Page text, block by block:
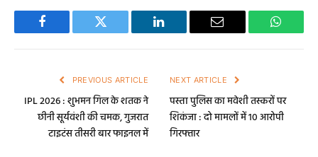
PREVIOUS ARTICLE
IPL 2026 : शुभमन गिल के शतक ने
छीनी सूर्यवंशी की चमक, गुजरात
NEXT ARTICLE
पस्ता पुलिस का मवेशी तस्करों पर
शिकंजा : दो मामलों में 10 आरोपी